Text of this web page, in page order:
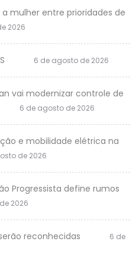
mulher entre prioridades de
2026
6 de agosto de 2026
vai modernizar controle de
6 de agosto de 2026
e mobilidade elétrica na
de 2026
Progressista define rumos
2026
reconhecidas
6 de